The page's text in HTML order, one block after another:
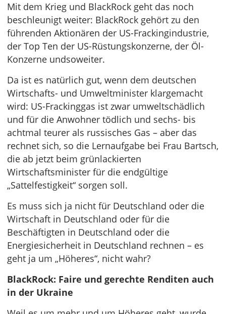
Mit dem Krieg und BlackRock geht das noch
beschleunigt weiter: BlackRock gehört zu den
führenden Aktionären der US-Frackingindustrie,
der Top Ten der US-Rüstungskonzerne, der Öl-
Konzerne undsoweiter.
Da ist es natürlich gut, wenn dem deutschen
Wirtschafts- und Umweltminister klargemacht
wird: US-Frackinggas ist zwar umweltschädlich
und für die Anwohner tödlich und sechs- bis
achtmal teurer als russisches Gas – aber das
rechnet sich, so die Lernaufgabe bei Frau Bartsch,
die ab jetzt beim grünlackierten
Wirtschaftsminister für die endgültige
„Sattelfestigkeit“ sorgen soll.
Es muss sich ja nicht für Deutschland oder die
Wirtschaft in Deutschland oder für die
Beschäftigten in Deutschland oder die
Energiesicherheit in Deutschland rechnen – es
geht ja um „Höheres“, nicht wahr?
BlackRock: Faire und gerechte Renditen auch
in der Ukraine